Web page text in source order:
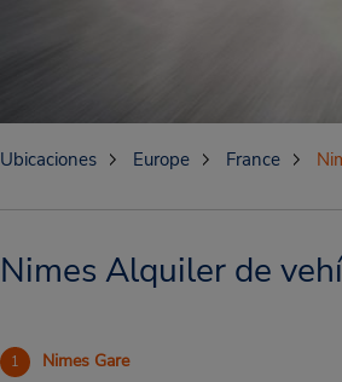
Ubicaciones Europe France
Nimes Alquiler de
1 Nimes Gare